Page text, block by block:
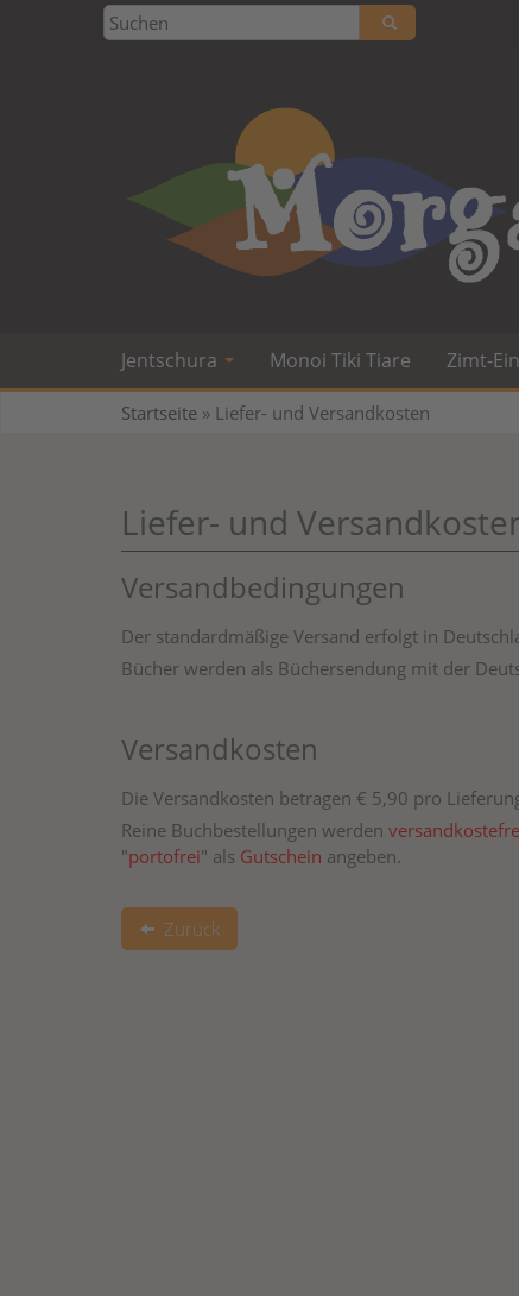
Jentschura Monoi Tiki Tiare Zimt-
Startseite » Liefer- und Versandkosten
Liefer- und
Versandbedingungen
Der standardmäßige Versand erfolgt in
Bücher werden als Büchersendung mit der
Versandkosten
Die Versandkosten betragen € 5,90 pro
Reine Buchbestellungen werden
"portofrei" als Gutschein angeben.
Zurück